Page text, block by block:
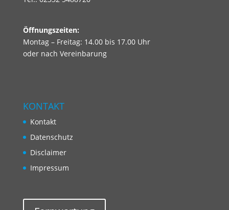
Öffnungszeiten:
Montag – Freitag: 14.00 bis 17.00 Uhr
oder nach Vereinbarung
KONTAKT
Kontakt
Datenschutz
Disclaimer
Impressum